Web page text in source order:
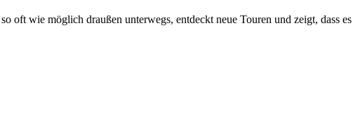
oft wie möglich draußen unterwegs, entdeckt neue Touren und zeigt, dass